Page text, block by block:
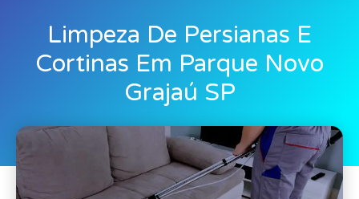
Limpeza De Persianas E
Cortinas Em Parque Novo
Grajaú SP